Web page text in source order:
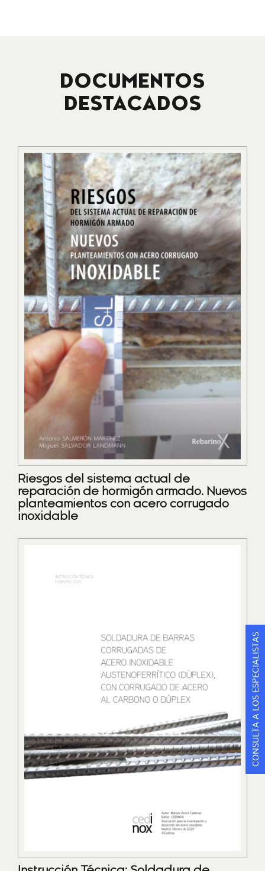
DOCUMENTOS
DESTACADOS
Riesgos del sistema actual de
reparación de hormigón armado. Nuevos
planteamientos con acero corrugado
inoxidable
CONSULTA A LOS ESPECIALISTAS